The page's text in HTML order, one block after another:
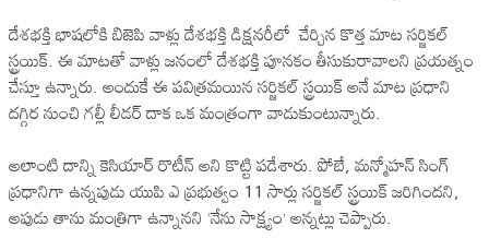
దేశభక్తి భాషలోకి బిజెపి వాళ్లు దేశభక్తి డిక్షనరీలో చేర్చిన కొత్త మాట సర్జికల్
స్ట్రయిక్. ఈ మాటతో వాళ్లు జనంలో దేశభక్తి పూనకం తీసుకురావాలని ప్రయత్నం
చేస్తూ ఉన్నారు. అందుకే ఈ పవిత్రమయిన సర్జికల్ స్ట్రయిక్ అనే మాట ప్రధాని
దగ్గిర నుంచి గల్లీ లీడర్ దాక ఒక మంత్రంగా వాడుకుంటున్నారు.
అలాంటి దాన్ని కెసియార్ రొటీన్ అని కొట్టి పడేశారు. పోబే, మన్మోహన్ సింగ్
ప్రధానిగా ఉన్నపుడు యుపి ఎ ప్రభుత్వం 11 సార్లు సర్జికల్ స్ట్రయిక్ జరిగిందని,
అపుడు తాను మంత్రిగా ఉన్నానని ‘నేను సాక్ష్యం’ అన్నట్లు చెప్పారు.